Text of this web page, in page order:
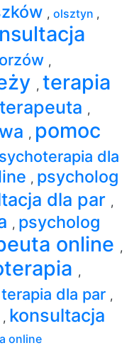
, olsztyn ,
,
, terapia
,
, pomoc
dla
, psycholog
dla par ,
, psycholog
online ,
,
terapia dla par ,
, konsultacja
online